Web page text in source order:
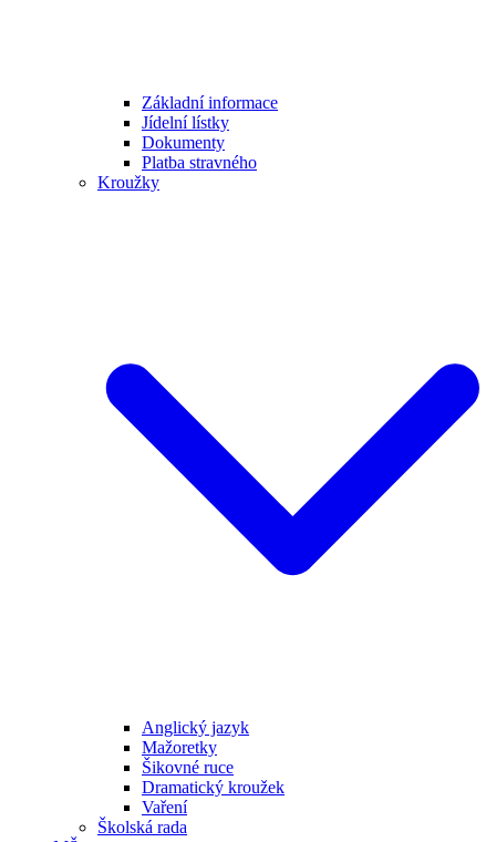
Základní informace
Jídelní lístky
Dokumenty
Platba stravného
Kroužky
Anglický jazyk
Mažoretky
Šikovné ruce
Dramatický kroužek
Vaření
Školská rada